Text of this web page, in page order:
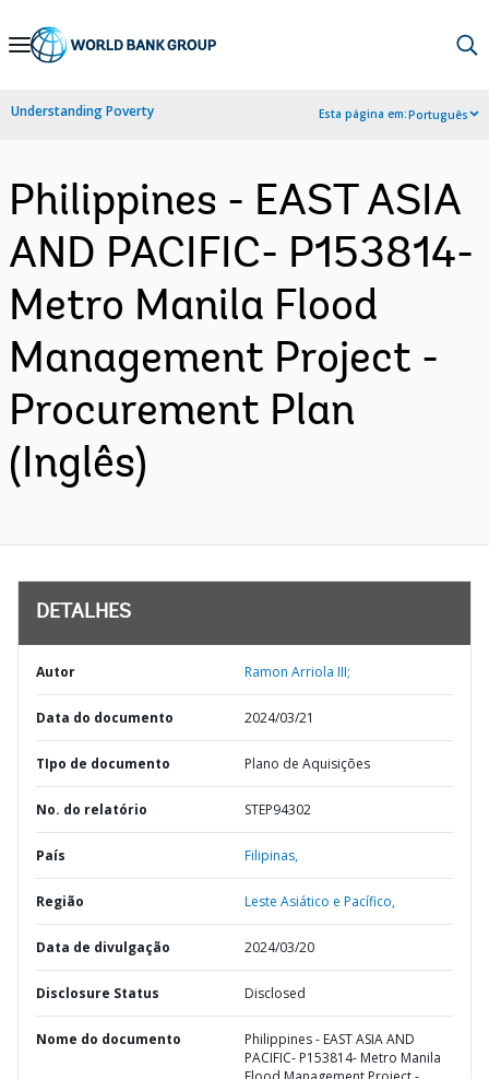
Skip
Navigation
Understanding Poverty Esta página em:Português
Philippines - EAST ASIA
AND PACIFIC- P153814-
Metro Manila Flood
Management Project -
Procurement Plan
(Inglês)
DETALHES
Autor Ramon Arriola III;
Data do documento 2024/03/21
TIpo de documento Plano de Aquisições
No. do relatório STEP94302
País Filipinas,
Região Leste Asiático e Pacífico,
Data de divulgação 2024/03/20
Disclosure Status Disclosed
Nome do documento
Philippines - EAST ASIA AND
PACIFIC- P153814- Metro Manila